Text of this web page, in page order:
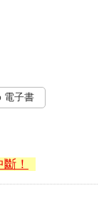
電子書
！